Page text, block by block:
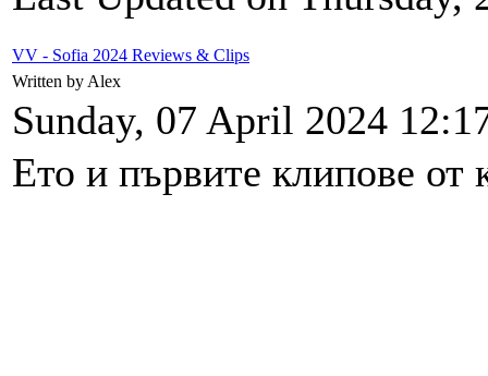
VV - Sofia 2024 Reviews & Clips
Written by Alex
Sunday, 07 April 2024
Ето и първите клипове от